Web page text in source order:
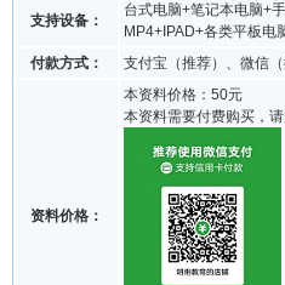
支持设备：
台式电脑+笔记本电脑+
MP4+IPAD+各类平板电
付款方式：
支付宝（推荐）、微信
资料价格：
本资料价格：50元
本资料需要付费购买，